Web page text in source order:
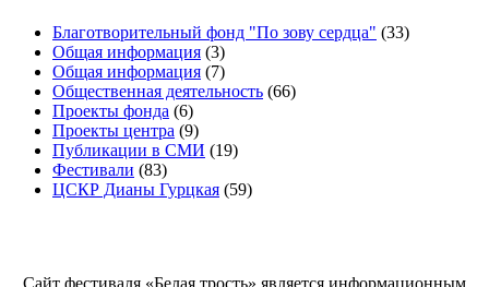
Благотворительный фонд "По зову сердца" (33)
Общая информация (3)
Общая информация (7)
Общественная деятельность (66)
Проекты фонда (6)
Проекты центра (9)
Публикации в СМИ (19)
Фестивали (83)
ЦСКР Дианы Гурцкая (59)
Сайт фестиваля «Белая трость» является информационным